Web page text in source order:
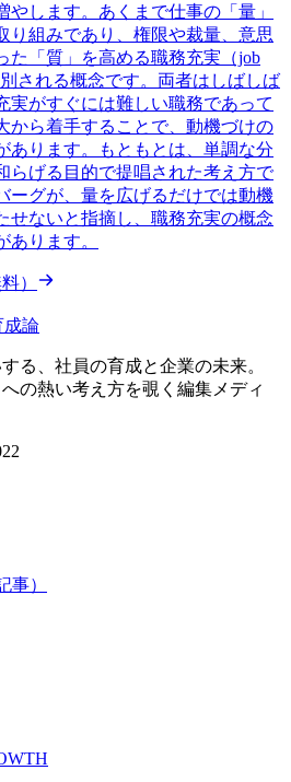
やします。あくまで仕事の「量」
り組みであり、権限や裁量、意思
た「質」を高める職務充実（job
される概念です。両者はしばしば
実がすぐには難しい職務であって
から着手することで、動機づけの
あります。もともとは、単調な分
らげる目的で提唱された考え方で
ーグが、量を広げるだけでは動機
せないと指摘し、職務充実の概念
あります。
）
成論
る、 社員の育成と企業の未来。
への熱い考え方を覗く 編集メディ
事）